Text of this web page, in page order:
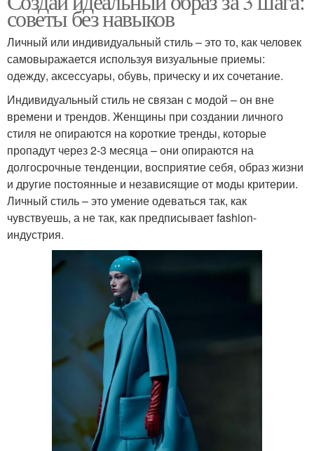
советы без навыков
Личный или индивидуальный стиль – это то, как человек
самовыражается используя визуальные приемы:
одежду, аксессуары, обувь, прическу и их сочетание.
Индивидуальный стиль не связан с модой – он вне
времени и трендов. Женщины при создании личного
стиля не опираются на короткие тренды, которые
пропадут через 2-3 месяца – они опираются на
долгосрочные тенденции, восприятие себя, образ жизни
и другие постоянные и независящие от моды критерии.
Личный стиль – это умение одеваться так, как
чувствуешь, а не так, как предписывает fashion-
индустрия.